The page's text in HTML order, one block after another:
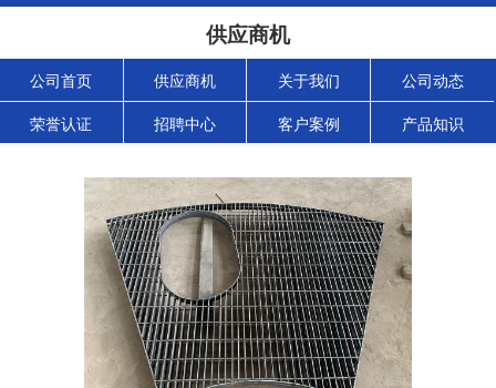
供应商机
公司首页 供应商机 关于我们 公司动态
荣誉认证 招聘中心 客户案例 产品知识